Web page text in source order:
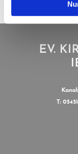
EV.
T: